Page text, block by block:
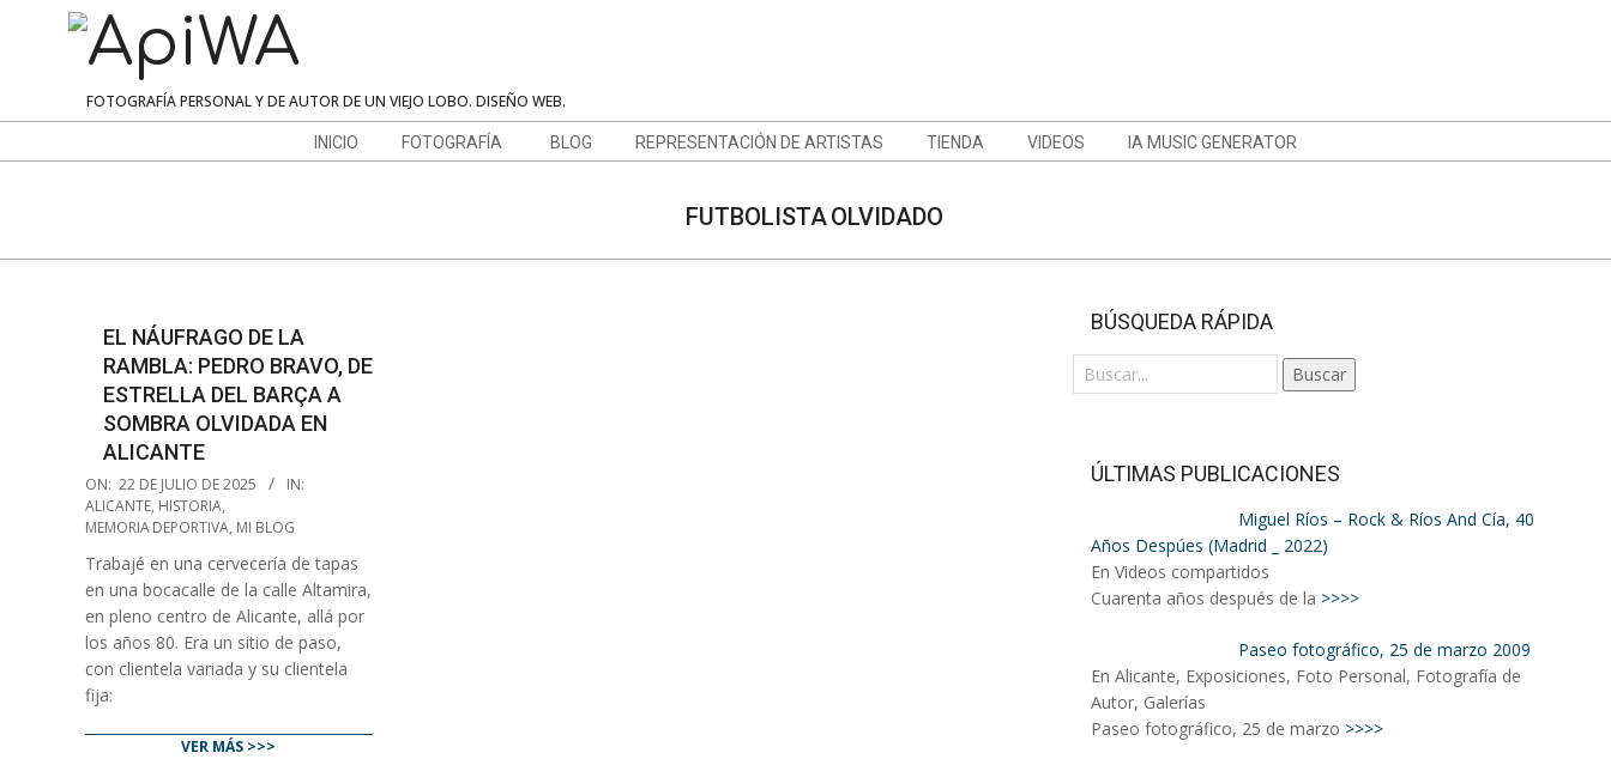
ApiWA
FOTOGRAFÍA PERSONAL Y DE AUTOR DE UN VIEJO LOBO. DISEÑO WEB.
Menu
INICIO FOTOGRAFÍA BLOG REPRESENTACIÓN DE ARTISTAS TIENDA VIDEOS IA MUSIC GENERATOR
FUTBOLISTA OLVIDADO
EL NÁUFRAGO DE LA
RAMBLA: PEDRO BRAVO, DE
ESTRELLA DEL BARÇA A
SOMBRA OLVIDADA EN
ALICANTE
2025-
07-
22
ON: 22 DE JULIO DE 2025
IN:
ALICANTE, HISTORIA,
MEMORIA DEPORTIVA, MI BLOG
Trabajé en una cervecería de tapas
en una bocacalle de la calle Altamira,
en pleno centro de Alicante, allá por
los años 80. Era un sitio de paso,
con clientela variada y su clientela
fija:
VER MÁS >>>
BÚSQUEDA RÁPIDA
Buscar
ÚLTIMAS PUBLICACIONES
Miguel Ríos – Rock & Ríos And Cía, 40
Años Despúes (Madrid _ 2022)
En Videos compartidos
Cuarenta años después de la >>>>
Paseo fotográfico, 25 de marzo 2009
En Alicante, Exposiciones, Foto Personal, Fotografía de
Autor, Galerías
Paseo fotográfico, 25 de marzo >>>>